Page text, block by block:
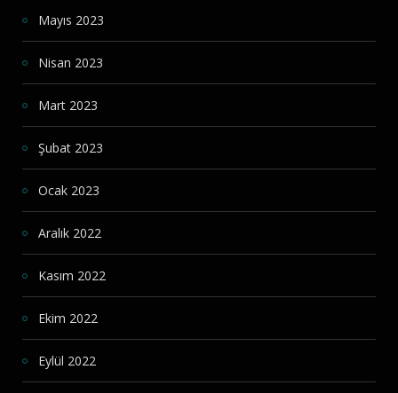
Mayıs 2023
Nisan 2023
Mart 2023
Şubat 2023
Ocak 2023
Aralık 2022
Kasım 2022
Ekim 2022
Eylül 2022